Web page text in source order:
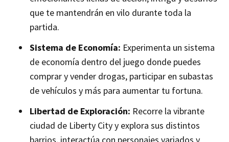
que te mantendrán en vilo durante toda la
partida.
Sistema de Economía: Experimenta un sistema
de economía dentro del juego donde puedes
comprar y vender drogas, participar en subastas
de vehículos y más para aumentar tu fortuna.
Libertad de Exploración: Recorre la vibrante
ciudad de Liberty City y explora sus distintos